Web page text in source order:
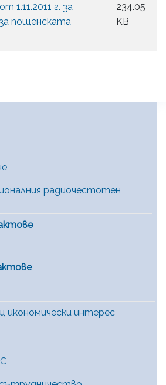
1.11.2011 г. за
пощенската
234.05
KB
радиочестотен
икономически интерес